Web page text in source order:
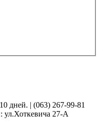
дней. | (063) 267-99-81
ул.Хоткевича 27-А